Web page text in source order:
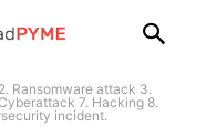
Ransomware attack 3.
7. Hacking 8.
incident.